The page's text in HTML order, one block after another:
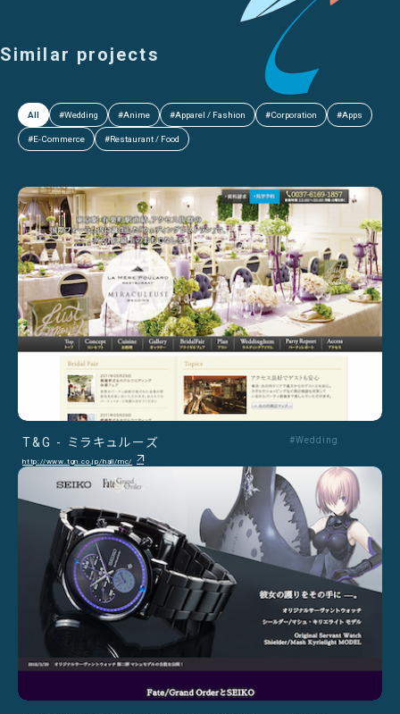
Similar projects
All #Wedding #Anime #Apparel / Fashion #Corporation #Apps
#E-Commerce #Restaurant / Food
T&G - ミラキュルーズ
http://www.tgn.co.jp/hall/mc/
#Wedding